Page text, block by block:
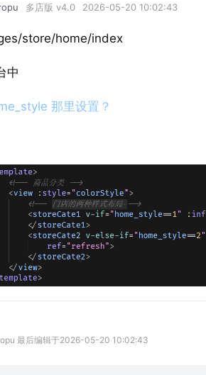
多店版 v4.0 2026-05-20 10:02:43
store/home/index
中
那里设置？
最后编辑于2026-05-20 10:02:43